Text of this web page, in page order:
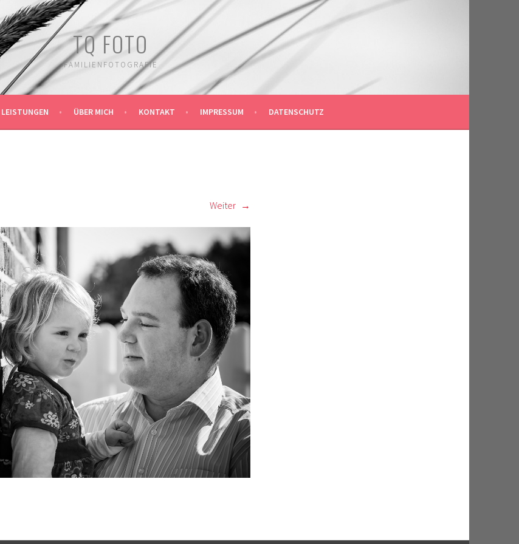
TQ FOTO
FAMILIENFOTOGRAFIE
LEISTUNGEN ÜBER MICH KONTAKT IMPRESSUM DATENSCHUTZ
Weiter